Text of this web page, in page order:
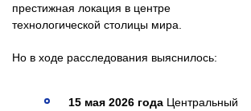
престижная локация в центре
технологической столицы мира.
Но в ходе расследования выяснилось:
15 мая 2026 года Центральный